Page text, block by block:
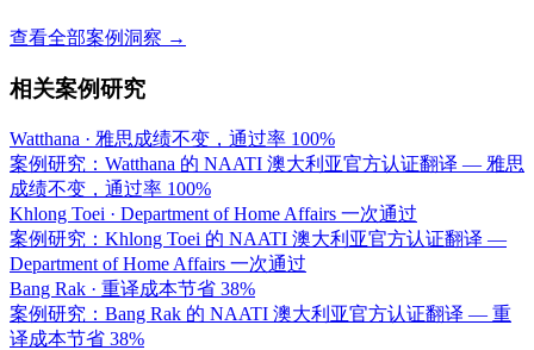
查看全部案例洞察 →
相关案例研究
Watthana · 雅思成绩不变，通过率 100%
案例研究：Watthana 的 NAATI 澳大利亚官方认证翻译 — 雅思
成绩不变，通过率 100%
Khlong Toei · Department of Home Affairs 一次通过
案例研究：Khlong Toei 的 NAATI 澳大利亚官方认证翻译 —
Department of Home Affairs 一次通过
Bang Rak · 重译成本节省 38%
案例研究：Bang Rak 的 NAATI 澳大利亚官方认证翻译 — 重
译成本节省 38%